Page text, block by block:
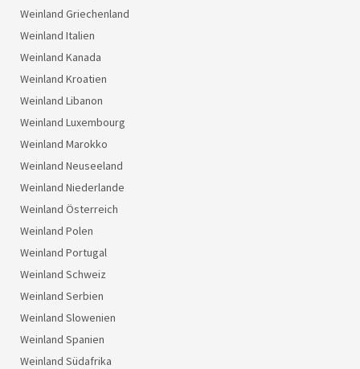
Weinland Griechenland
Weinland Italien
Weinland Kanada
Weinland Kroatien
Weinland Libanon
Weinland Luxembourg
Weinland Marokko
Weinland Neuseeland
Weinland Niederlande
Weinland Österreich
Weinland Polen
Weinland Portugal
Weinland Schweiz
Weinland Serbien
Weinland Slowenien
Weinland Spanien
Weinland Südafrika